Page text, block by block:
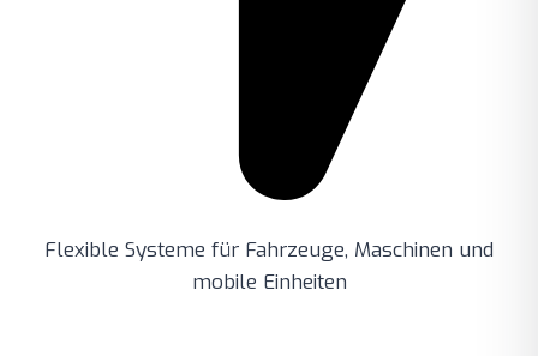
Flexible Systeme für Fahrzeuge, Maschinen und
mobile Einheiten